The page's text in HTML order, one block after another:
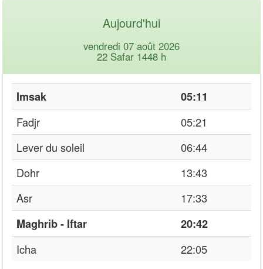
Aujourd'hui
vendredi 07 août 2026
22 Safar 1448 h
Imsak
05:11
Fadjr
05:21
Lever du soleil
06:44
Dohr
13:43
Asr
17:33
Maghrib - Iftar
20:42
Icha
22:05